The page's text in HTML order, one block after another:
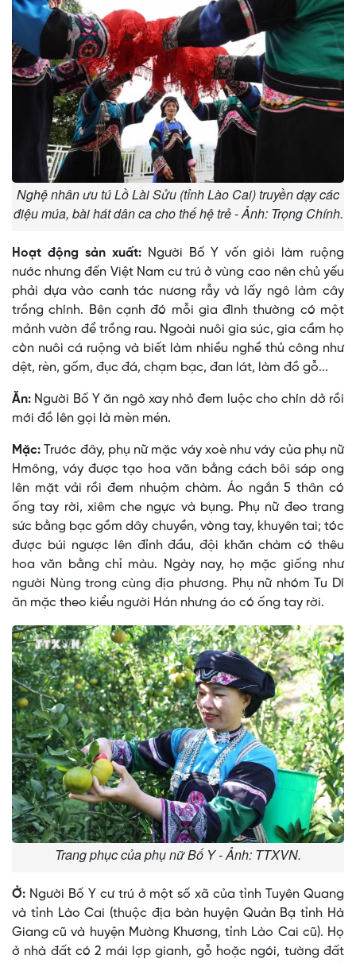
Nghệ nhân ưu tú Lồ Lài Sửu (tỉnh Lào Cai) truyền dạy các
điệu múa, bài hát dân ca cho thế hệ trẻ - Ảnh: Trọng Chính.
Hoạt động sản xuất: Người Bố Y vốn giỏi làm ruộng
nước nhưng đến Việt Nam cư trú ở vùng cao nên chủ yếu
phải dựa vào canh tác nương rẫy và lấy ngô làm cây
trồng chính. Bên cạnh đó mỗi gia đình thường có một
mảnh vườn để trồng rau. Ngoài nuôi gia súc, gia cầm họ
còn nuôi cá ruộng và biết làm nhiều nghề thủ công như
dệt, rèn, gốm, đục đá, chạm bạc, đan lát, làm đồ gỗ...
Ăn: Người Bố Y ăn ngô xay nhỏ đem luộc cho chín dở rồi
mới đồ lên gọi là mèn mén.
Mặc:Trước đây, phụ nữ mặc váy xoè như váy của phụ nữ
Hmông, váy được tạo hoa văn bằng cách bôi sáp ong
lên mặt vải rồi đem nhuộm chàm. Áo ngắn 5 thân có
ống tay rời, xiêm che ngực và bụng. Phụ nữ đeo trang
sức bằng bạc gồm dây chuyền, vòng tay, khuyên tai; tóc
được búi ngược lên đỉnh đầu, đội khăn chàm có thêu
hoa văn bằng chỉ màu. Ngày nay, họ mặc giống như
người Nùng trong cùng địa phương. Phụ nữ nhóm Tu Dí
ăn mặc theo kiểu người Hán nhưng áo có ống tay rời.
Trang phục của phụ nữ Bố Y - Ảnh: TTXVN.
Ở: Người Bố Y cư trú ở một số xã của tỉnh Tuyên Quang
và tỉnh Lào Cai (thuộc địa bàn huyện Quản Bạ tỉnh Hà
Giang cũ và huyện Mường Khương, tỉnh Lào Cai cũ). Họ
ở nhà đất có 2 mái lợp gianh, gỗ hoặc ngói, tường đất